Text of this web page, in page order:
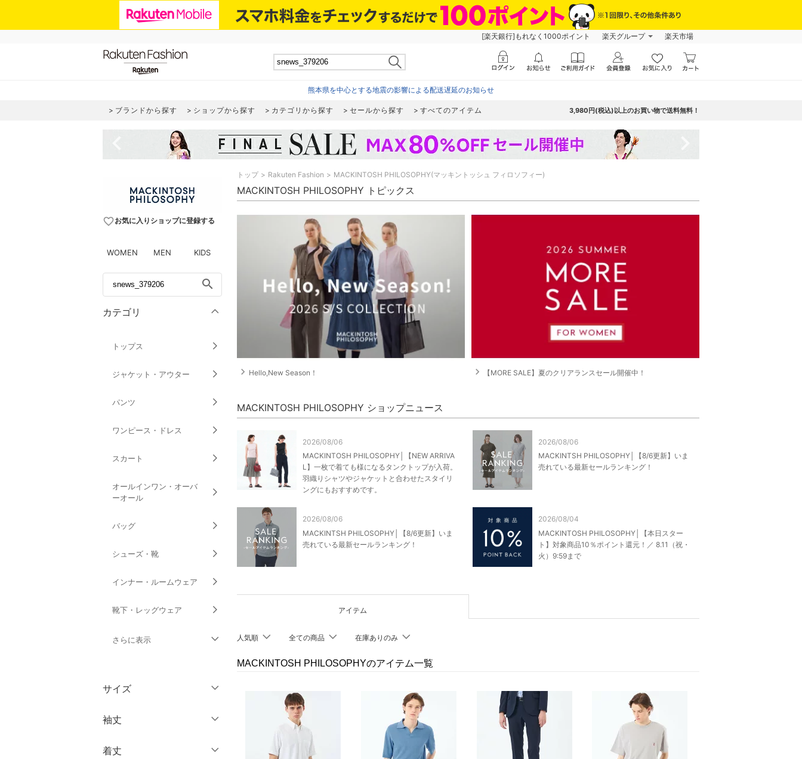
[楽天銀行]もれなく1000ポイント 楽天グループ 楽天市場
熊本県を中心とする地震の影響による配送遅延のお知らせ
ブランドから探す ショップから探す カテゴリから探す セールから探す すべてのアイテム 3,980円(税込)以上のお買い物で送料無料！
favorite_borderお気に入りショップに登録する
WOMEN MEN KIDS
search
カテゴリ
トップス
ジャケット・アウター
パンツ
ワンピース・ドレス
スカート
オールインワン・オーバ
ーオール
バッグ
シューズ・靴
インナー・ルームウェア
靴下・レッグウェア
さらに表示
アクセサリー・腕時計
財布・ポーチ・ケース
帽子
サイズ
ウェア（S/M/L）
袖丈
ノースリーブ
着丈
トップ Rakuten Fashion MACKINTOSH PHILOSOPHY(マッキントッシュ フィロソフィー)
MACKINTOSH PHILOSOPHY トピックス
navigate_next Hello,New Season！ navigate_next 【MORE SALE】夏のクリアランスセール開催中！
MACKINTOSH PHILOSOPHY ショップニュース
2026/08/06
MACKINTOSH PHILOSOPHY│【NEW ARRIVA
L】一枚で着ても様になるタンクトップが入荷。
羽織りシャツやジャケットと合わせたスタイリ
ングにもおすすめです。
2026/08/06
MACKINTSH PHILOSOPHY│【8/6更新】いま
売れている最新セールランキング！
2026/08/06
MACKINTSH PHILOSOPHY│【8/6更新】いま
売れている最新セールランキング！
2026/08/04
MACKINTOSH PHILOSOPHY│【本日スター
ト】対象商品10％ポイント還元！／ 8.11（祝・
火）9:59まで
アイテム
人気順 全ての商品 在庫ありのみ
MACKINTOSH PHILOSOPHYのアイテム一覧